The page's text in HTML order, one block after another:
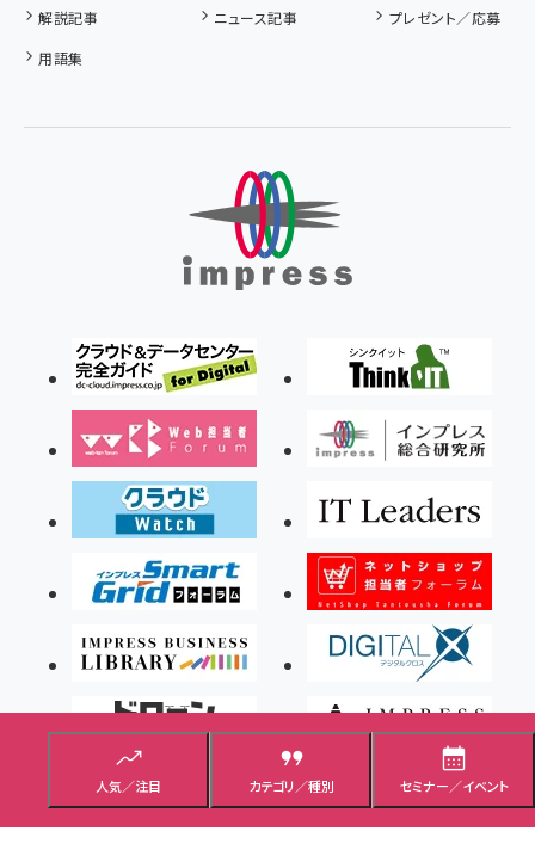
人気／注目 カテゴリ／種別 セミナー／イベント
解説記事 ニュース記事
プレゼント／応募
用語集